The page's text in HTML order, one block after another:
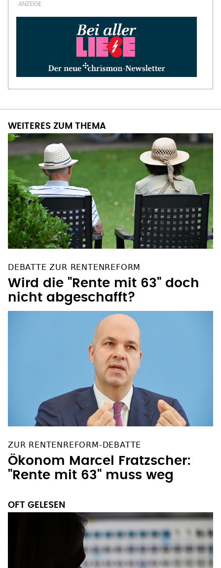
WEITERES ZUM THEMA
DEBATTE ZUR RENTENREFORM
Wird die "Rente mit 63" doch
nicht abgeschafft?
ZUR RENTENREFORM-DEBATTE
Ökonom Marcel Fratzscher:
"Rente mit 63" muss weg
OFT GELESEN